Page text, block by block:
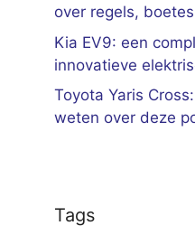
over regels,
Kia EV9: een
innovatieve
Toyota Yaris
weten over deze
Tags